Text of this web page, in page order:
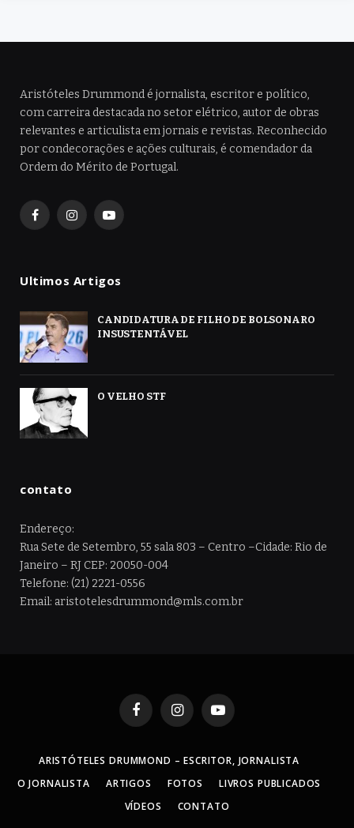
Aristóteles Drummond é jornalista, escritor e político,
com carreira destacada no setor elétrico, autor de obras
relevantes e articulista em jornais e revistas. Reconhecido
por condecorações e ações culturais, é comendador da
Ordem do Mérito de Portugal.
FacebookInstagramYouTube
Ultimos Artigos
CANDIDATURA DE FILHO DE BOLSONARO
INSUSTENTÁVEL
O VELHO STF
contato
Endereço:
Rua Sete de Setembro, 55 sala 803 – Centro –Cidade: Rio de
Janeiro – RJ CEP: 20050-004
Telefone: (21) 2221-0556
Email: aristotelesdrummond@mls.com.br
FacebookInstagramYouTube
ARISTÓTELES DRUMMOND – ESCRITOR, JORNALISTA
O JORNALISTA
ARTIGOS FOTOS
LIVROS PUBLICADOS
VÍDEOS
CONTATO